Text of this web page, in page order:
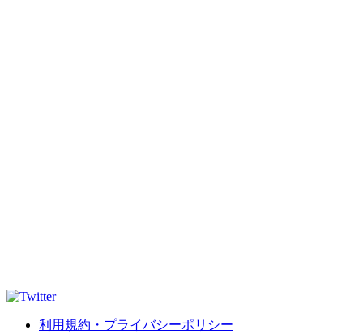
利用規約・プライバシーポリシー